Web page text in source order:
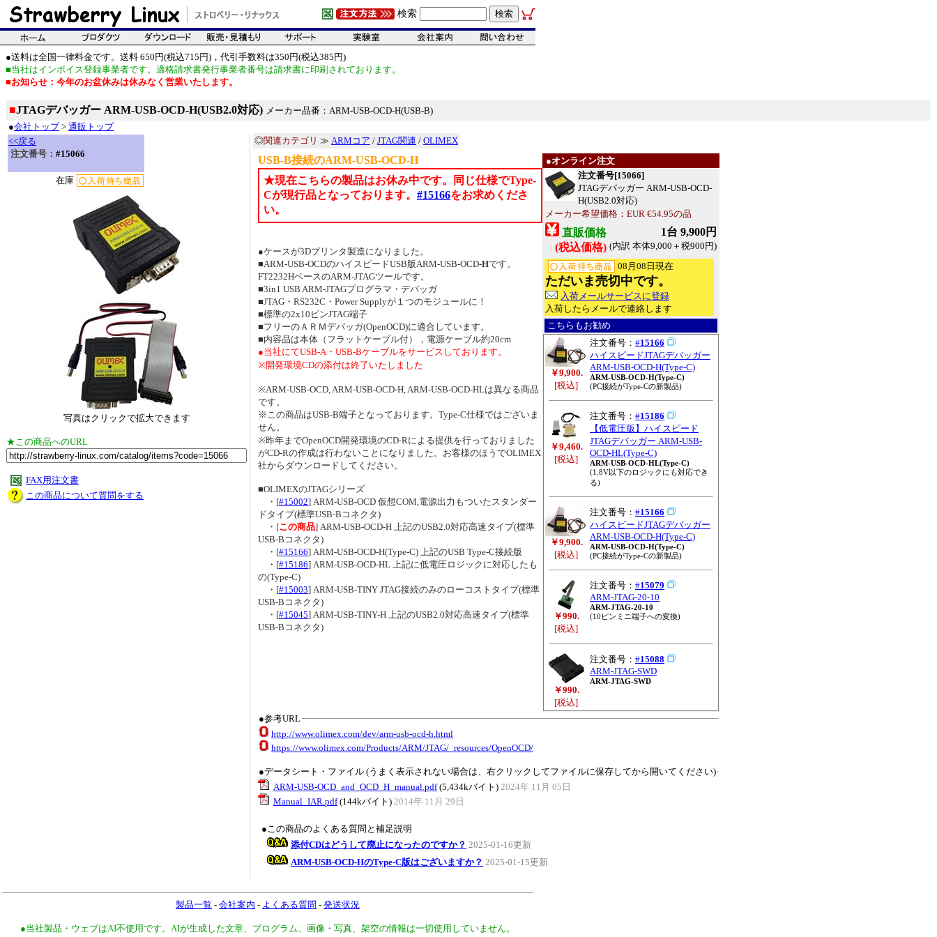
検索
●送料は全国一律料金です。送料 650円(税込715円)，代引手数料は350円(税込385円)
■当社はインボイス登録事業者です。適格請求書発行事業者番号は請求書に印刷されております。
■お知らせ：今年のお盆休みは休みなく営業いたします。
■JTAGデバッガー ARM-USB-OCD-H(USB2.0対応) メーカー品番：ARM-USB-OCD-H(USB-B)
●会社トップ> 通販トップ
<<戻る
注文番号： #15066
在庫
写真はクリックで拡大できます
★この商品へのURL
FAX用注文書
この商品について質問をする
◎関連カテゴリ ≫ ARMコア / JTAG関連 / OLIMEX
●オンライン注文
注文番号[15066]
JTAGデバッガー ARM-USB-OCD-
H(USB2.0対応)
メーカー希望価格：EUR €54.95の品
直販価格
(税込価格)
1台 9,900円
(内訳 本体9,000＋税900円)
08月08日現在
ただいま売切中です。
入荷メールサービスに登録
入荷したらメールで連絡します
こちらもお勧め
￥9,900.
[税込]
注文番号： #15166
ハイスピードJTAGデバッガー
ARM-USB-OCD-H(Type-C)
ARM-USB-OCD-H(Type-C)
(PC接続がType-Cの新製品)
￥9,460.
[税込]
注文番号： #15186
【低電圧版】ハイスピード
JTAGデバッガー ARM-USB-
OCD-HL(Type-C)
ARM-USB-OCD-HL(Type-C)
(1.8V以下のロジックにも対応でき
る)
￥9,900.
[税込]
注文番号： #15166
ハイスピードJTAGデバッガー
ARM-USB-OCD-H(Type-C)
ARM-USB-OCD-H(Type-C)
(PC接続がType-Cの新製品)
￥990.
[税込]
注文番号： #15079
ARM-JTAG-20-10
ARM-JTAG-20-10
(10ピンミニ端子への変換)
￥990.
[税込]
注文番号： #15088
ARM-JTAG-SWD
ARM-JTAG-SWD
USB-B接続のARM-USB-OCD-H
★現在こちらの製品はお休み中です。同じ仕様でType-
Cが現行品となっております。 #15166をお求めくださ
い。
●ケースが3Dプリンタ製造になりました。
■ARM-USB-OCDのハイスピードUSB版ARM-USB-OCD-Hです。
FT2232HベースのARM-JTAGツールです。
■3in1 USB ARM-JTAGプログラマ・デバッガ
■JTAG・RS232C・Power Supplyが１つのモジュールに！
■標準の2x10ピンJTAG端子
■フリーのＡＲＭデバッガ(OpenOCD)に適合しています。
■内容品は本体（フラットケーブル付），電源ケーブル約20cm
●当社にてUSB-A・USB-Bケーブルをサービスしております。
※開発環境CDの添付は終了いたしました
※ARM-USB-OCD, ARM-USB-OCD-H, ARM-USB-OCD-HLは異なる商品
です。
※この商品はUSB-B端子となっております。Type-C仕様ではございま
せん。
※昨年までOpenOCD開発環境のCD-Rによる提供を行っておりました
がCD-Rの作成は行わないことになりました。お客様のほうでOLIMEX
社からダウンロードしてください。
■OLIMEXのJTAGシリーズ
・[#15002] ARM-USB-OCD 仮想COM,電源出力もついたスタンダー
ドタイプ(標準USB-Bコネクタ)
・[この商品] ARM-USB-OCD-H 上記のUSB2.0対応高速タイプ(標準
USB-Bコネクタ)
・[#15166] ARM-USB-OCD-H(Type-C) 上記のUSB Type-C接続版
・[#15186] ARM-USB-OCD-HL 上記に低電圧ロジックに対応したも
の(Type-C)
・[#15003] ARM-USB-TINY JTAG接続のみのローコストタイプ(標準
USB-Bコネクタ)
・[#15045] ARM-USB-TINY-H 上記のUSB2.0対応高速タイプ(標準
USB-Bコネクタ)
●参考URL
http://www.olimex.com/dev/arm-usb-ocd-h.html
https://www.olimex.com/Products/ARM/JTAG/_resources/OpenOCD/
●データシート・ファイル (うまく表示されない場合は、右クリックしてファイルに保存してから開いてください)
ARM-USB-OCD_and_OCD_H_manual.pdf(5,434kバイト) 2024年 11月 05日
Manual_IAR.pdf(144kバイト) 2014年 11月 29日
●この商品のよくある質問と補足説明
添付CDはどうして廃止になったのですか？ 2025-01-16更新
ARM-USB-OCD-HのType-C版はございますか？ 2025-01-15更新
製品一覧 - 会社案内 - よくある質問 - 発送状況
●当社製品・ウェブはAI不使用です。AIが生成した文章、プログラム、画像・写真、架空の情報は一切使用していません。